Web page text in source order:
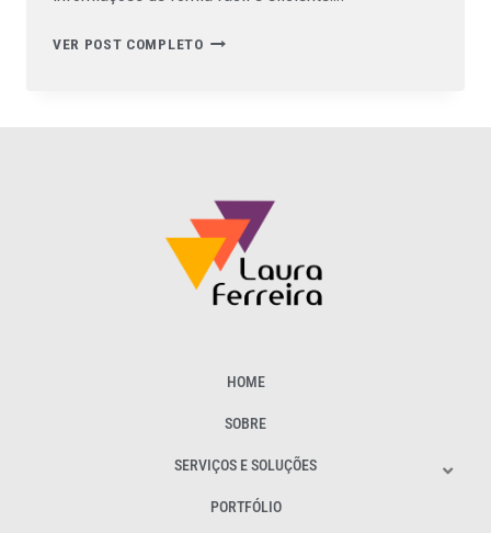
VER POST COMPLETO
HOME
SOBRE
SERVIÇOS E SOLUÇÕES
PORTFÓLIO